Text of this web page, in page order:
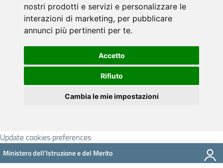
nostri prodotti e servizi e personalizzare le
interazioni di marketing, per pubblicare
annunci più pertinenti per te.
Accetto
Rifiuto
Cambia le mie impostazioni
Update cookies preferences
Ministero dell'Istruzione e del Merito